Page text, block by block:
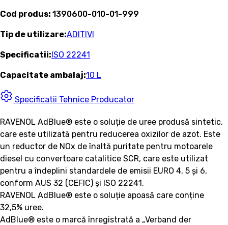
Cod produs: 1390600-010-01-999
Tip de utilizare:ADITIVI
Specificatii:ISO 22241
Capacitate ambalaj:10 L
Specificatii Tehnice Producator
RAVENOL AdBlue® este o soluție de uree produsă sintetic,
care este utilizată pentru reducerea oxizilor de azot. Este
un reductor de NOx de înaltă puritate pentru motoarele
diesel cu convertoare catalitice SCR, care este utilizat
pentru a îndeplini standardele de emisii EURO 4, 5 și 6,
conform AUS 32 (CEFIC) și ISO 22241.
RAVENOL AdBlue® este o soluție apoasă care conține
32,5% uree.
AdBlue® este o marcă înregistrată a „Verband der